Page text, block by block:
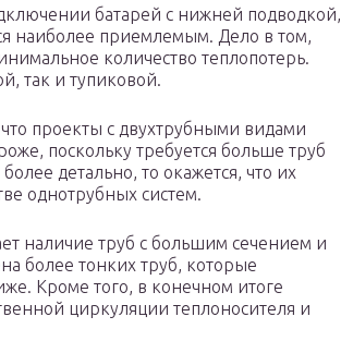
батарей с нижней подводкой,
наиболее приемлемым. Дело в том,
количество теплопотерь.
так и тупиковой.
проекты с двухтрубными видами
поскольку требуется больше труб
детально, то окажется, что их
однотрубных систем.
наличие труб с большим сечением и
более тонких труб, которые
Кроме того, в конечном итоге
циркуляции теплоносителя и